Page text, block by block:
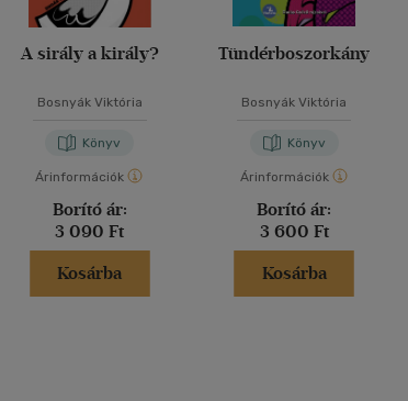
A sirály a király?
Bosnyák Viktória
Könyv
Árinformációk
Borító ár:
3 090 Ft
Kosárba
Tündérboszorkány
Bosnyák Viktória
Könyv
Árinformációk
Borító ár:
3 600 Ft
Kosárba